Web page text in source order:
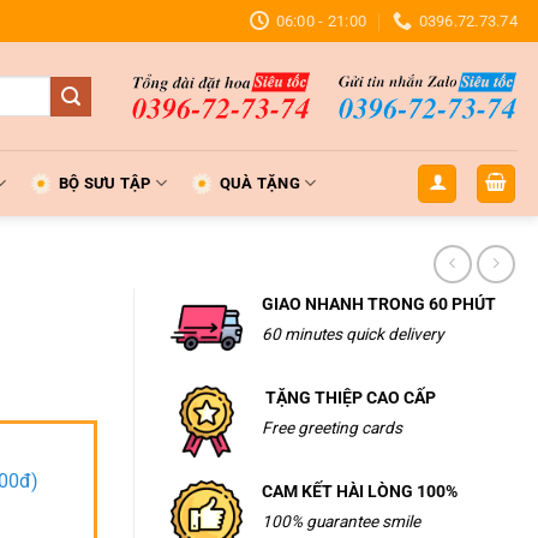
06:00 - 21:00 0396.72.73.74
BỘ SƯU TẬP QUÀ TẶNG
GIAO NHANH TRONG 60 PHÚT
60 minutes quick delivery
TẶNG THIỆP CAO CẤP
Free greeting cards
CAM KẾT HÀI LÒNG 100%
100% guarantee smile